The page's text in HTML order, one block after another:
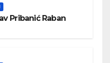
Pribanić Raban